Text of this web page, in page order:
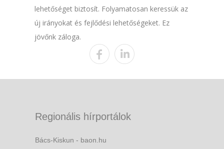
lehetőséget biztosít. Folyamatosan keressük az
új irányokat és fejlődési lehetőségeket. Ez
jövőnk záloga.
Regionális hírportálok
Bács-Kiskun - baon.hu